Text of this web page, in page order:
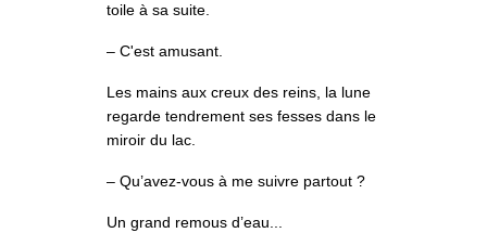
toile à sa suite.
– C'est amusant.
Les mains aux creux des reins, la lune
regarde tendrement ses fesses dans le
miroir du lac.
– Qu’avez-vous à me suivre partout ?
Un grand remous d’eau...